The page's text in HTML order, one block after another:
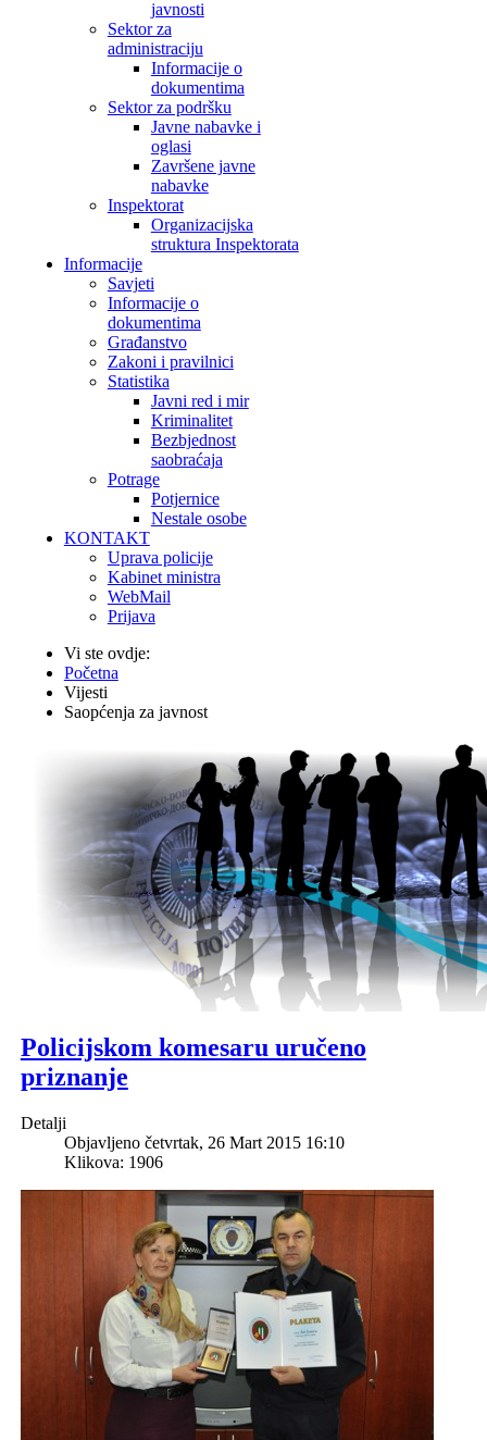
javnosti
Sektor za
administraciju
Informacije o
dokumentima
Sektor za podršku
Javne nabavke i
oglasi
Završene javne
nabavke
Inspektorat
Organizacijska
struktura Inspektorata
Informacije
Savjeti
Informacije o
dokumentima
Građanstvo
Zakoni i pravilnici
Statistika
Javni red i mir
Kriminalitet
Bezbjednost
saobraćaja
Potrage
Potjernice
Nestale osobe
KONTAKT
Uprava policije
Kabinet ministra
WebMail
Prijava
Vi ste ovdje:
Početna
Vijesti
Saopćenja za javnost
Policijskom komesaru uručeno
priznanje
Detalji
Objavljeno četvrtak, 26 Mart 2015 16:10
Klikova: 1906